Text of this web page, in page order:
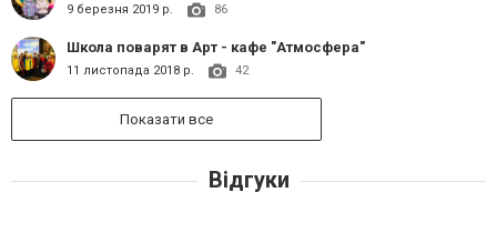
9 березня 2019 р. 86
Школа поварят в Арт - кафе "Атмосфера"
11 листопада 2018 р. 42
Показати все
Відгуки